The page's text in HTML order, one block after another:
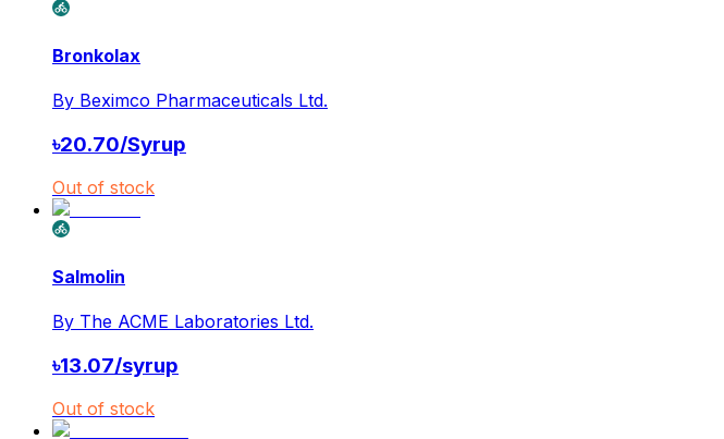
Bronkolax
By Beximco Pharmaceuticals Ltd.
৳20.70/Syrup
Out of stock
Salmolin
By The ACME Laboratories Ltd.
৳13.07/syrup
Out of stock